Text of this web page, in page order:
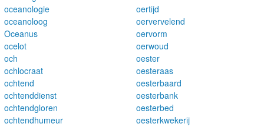
oceanologie
oceanoloog
Oceanus
ocelot
och
ochlocraat
ochtend
ochtenddienst
ochtendgloren
ochtendhumeur
oertijd
oervervelend
oervorm
oerwoud
oester
oesteraas
oesterbaard
oesterbank
oesterbed
oesterkwekerij